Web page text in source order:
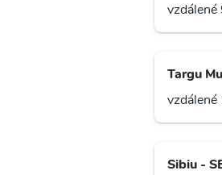
Targu
Sibiu -